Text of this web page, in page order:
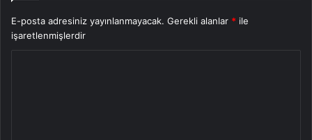
E-posta adresiniz yayınlanmayacak. Gerekli alanlar * ile
işaretlenmişlerdir